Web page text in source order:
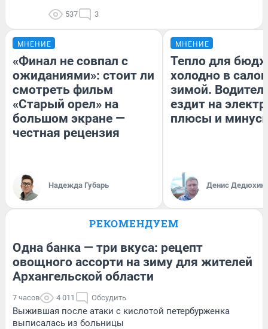
537 3
МНЕНИЕ
«Финал не совпал с
ожиданиями»: стоит ли
смотреть фильм
«Старый орел» на
большом экране —
честная рецензия
Надежда Губарь
МНЕНИЕ
Тепло для
холодно в
зимой.
ездит на
плюсы и
Денис Дедюхин
РЕКОМЕНДУЕМ
Одна банка — три вкуса: рецепт
овощного ассорти на зиму для жителей
Архангельской области
7 часов 4 011 Обсудить
Выжившая после атаки с кислотой петербурженка
выписалась из больницы